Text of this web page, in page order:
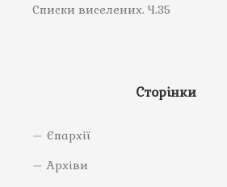
Списки виселених. Ч.35
Сторінки
Єпархії
Архіви